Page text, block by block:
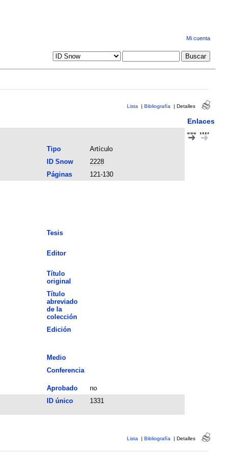
Mi cuenta
Lista | Bibliografía | Detalles
Enlaces
Tipo
Artículo
ID Snow
2228
Páginas
121-130
Tesis
Editor
Título
original
Título
abreviado
de la
colección
Edición
Medio
Conferencia
Aprobado
no
ID único 1331
Lista | Bibliografía | Detalles